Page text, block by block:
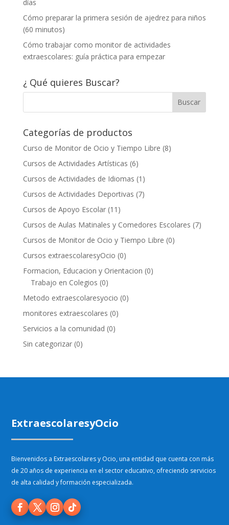
días
Cómo preparar la primera sesión de ajedrez para niños
(60 minutos)
Cómo trabajar como monitor de actividades
extraescolares: guía práctica para empezar
¿ Qué quieres Buscar?
Categorías de productos
Curso de Monitor de Ocio y Tiempo Libre (8)
Cursos de Actividades Artísticas (6)
Cursos de Actividades de Idiomas (1)
Cursos de Actividades Deportivas (7)
Cursos de Apoyo Escolar (11)
Cursos de Aulas Matinales y Comedores Escolares (7)
Cursos de Monitor de Ocio y Tiempo Libre (0)
Cursos extraescolaresyOcio (0)
Formacion, Educacion y Orientacion (0)
Trabajo en Colegios (0)
Metodo extraescolaresyocio (0)
monitores extraescolares (0)
Servicios a la comunidad (0)
Sin categorizar (0)
ExtraescolaresyOcio
Bienvenidos a Extraescolares y Ocio, una entidad que cuenta con más
de 20 años de experiencia en el sector educativo, ofreciendo servicios
de alta calidad y formación especializada.